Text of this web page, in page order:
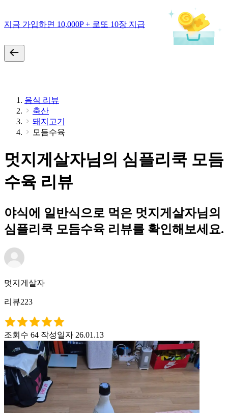
지금 가입하면 10,000P + 로또 10장 지급
음식 리뷰
축산
돼지고기
모듬수육
멋지게살자님의 심플리쿡 모듬
수육 리뷰
야식에 일반식으로 먹은 멋지게살자님의
심플리쿡 모듬수육 리뷰를 확인해보세요.
멋지게살자
리뷰223
조회수 64 작성일자 26.01.13